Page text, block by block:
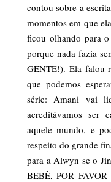
contou sobre a
momentos em que
ficou olhando para
porque nada fazia
GENTE!). Ela falou
que podemos
série: Amani vai
acreditávamos ser
aquele mundo, e
respeito do grande
para a Alwyn se o
BEBÊ, POR